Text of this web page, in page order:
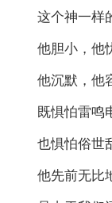
这个神一样的
他胆小，他
他沉默，他
既惧怕雷鸣
也惧怕俗世
他先前无比